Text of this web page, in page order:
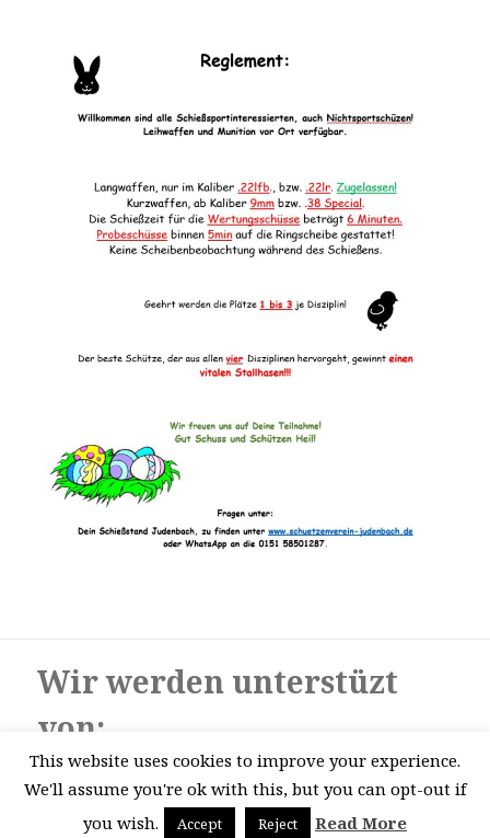
Wir werden unterstüzt
von:
VR-Bank Coburg eG
DER Ziegelhöfer
This website uses cookies to improve your experience.
We'll assume you're ok with this, but you can opt-out if
you wish.
Accept Reject Read More